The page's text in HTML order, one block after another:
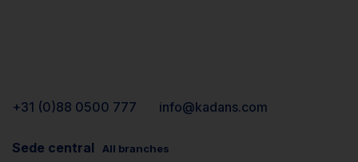
+31 (0)88 0500 777 info@kadans.com
Sede central All branches